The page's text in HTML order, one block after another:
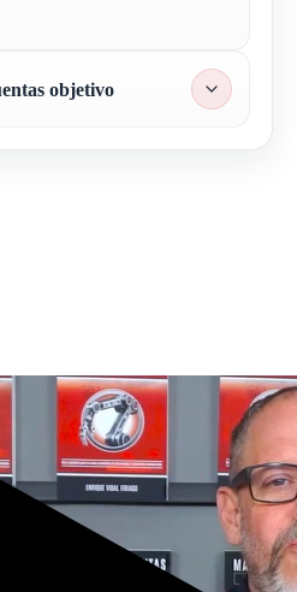
objetivo